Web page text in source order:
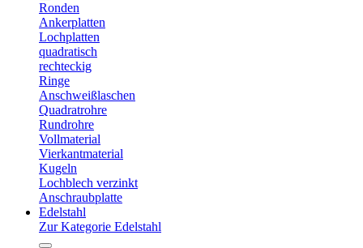
Ronden
Ankerplatten
Lochplatten
quadratisch
rechteckig
Ringe
Anschweißlaschen
Quadratrohre
Rundrohre
Vollmaterial
Vierkantmaterial
Kugeln
Lochblech verzinkt
Anschraubplatte
Edelstahl
Zur Kategorie Edelstahl